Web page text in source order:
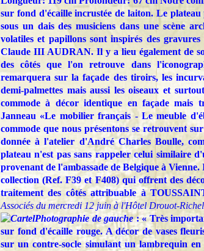
sur fond d'écaille incrustée de laiton. Le
sous un dais des musiciens dans une scène
volatiles et papillons sont inspirés des
Claude III AUDRAN. Il y a lieu également de
des côtés que l'on retrouve dans
remarquera sur la façade des tiroirs, les
demi-palmettes mais aussi les oiseaux et
commode à décor identique en façade
Janneau «Le mobilier français - Le meuble
commode que nous présentons se retrouvent
donnée à l'atelier d'André Charles Boulle,
plateau n'est pas sans rappeler celui similaire
provenant de l'ambassade de Belgique à
collection (Ref. F39 et F408) qui offrent des
traitement des côtés attribuable à
Associés du mercredi 12 juin à l'Hôtel Drouot-
Photographie de gauche: « Très
sur fond d'écaille rouge. A décor de vases
sur un contre-socle simulant un lambrequin